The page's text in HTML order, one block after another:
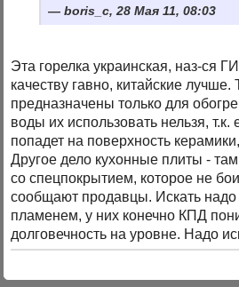
boris_c, 28 Мая 11, 08:03
Эта горелка украинская, наз-ся
качеству гавно, китайские лучше.
предназначены только для
воды их использовать нельзя, т.к.
попадет на поверхность
Другое дело кухонные плиты -
со спецпокрытием, которое не
сообщают продавцы. Искать надо
пламенем, у них конечно КПД
долговечность на уровне. Надо